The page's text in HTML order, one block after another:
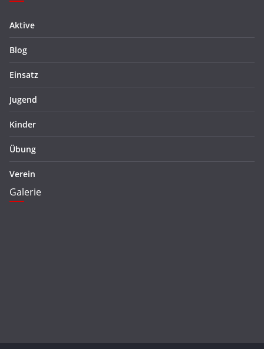
Aktive
Blog
Einsatz
Jugend
Kinder
Übung
Verein
Galerie